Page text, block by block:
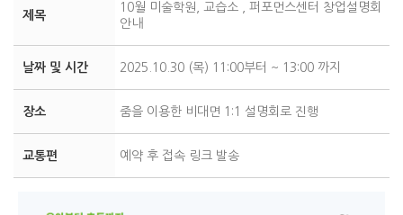
제목
10월 미술학원, 교습소 , 퍼포먼스센터 창업설명회
안내
날짜 및 시간 2025.10.30 (목) 11:00부터 ~ 13:00 까지
장소 줌을 이용한 비대면 1:1 설명회로 진행
교통편 예약 후 접속 링크 발송